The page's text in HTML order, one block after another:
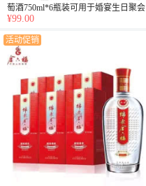
萄酒750ml*6瓶装可用于婚宴生日聚会
送礼用酒
¥99.00
活动促销